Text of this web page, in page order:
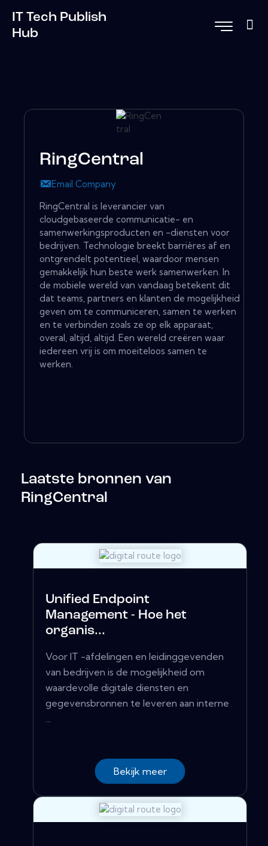
IT Tech Publish
Hub
RingCentral
Email Company
RingCentral is leverancier van
cloudgebaseerde communicatie- en
samenwerkingsproducten en -diensten voor
bedrijven. Technologie breekt barrières af en
ontgrendelt potentieel, waardoor mensen
gemakkelijk hun beste werk samenwerken. In
de mobiele wereld van vandaag betekent dit
dat teams, partners en klanten de mogelijkheid
geven om te communiceren, samen te werken
en te verbinden zoals ze op elk apparaat,
overal, altijd, altijd. Een wereld creëren waar
iedereen vrij is om moeiteloos samen te
werken.
Laatste bronnen van
RingCentral
Unified Endpoint
Management - Hoe het
organis...
Voor IT -afdelingen en leidinggevenden
van bedrijven is de mogelijkheid om
waardevolle digitale diensten en
gegevensbronnen te leveren aan interne
...
Bekijk meer